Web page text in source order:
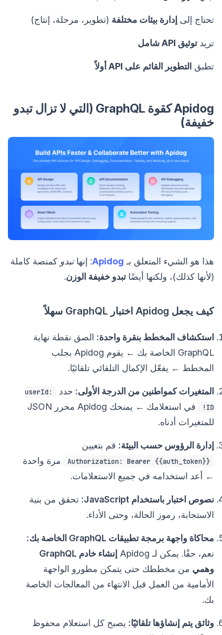
تحتاج إلى إدارة بيئات مختلفة (تطوير، مرحلة، إنتاج)
تريدتوثيق API شامل
تطبق التطوير القائم على API أولاً
Apidog كقوة GraphQL (التي لا تزال تبدو
خفيفة)
هذا هو الشيء المتعلق بـ Apidog: إنهاتبدو كمنصة كاملة
(لأنها كذلك)، ولكنها أيضًاتبدو خفيفة الوزن.
كيف يجعل Apidog اختبار GraphQL سهلاً
استكشاف المخطط بنقرة واحدة: الصق نقطة نهاية
GraphQL الخاصة بك ← يقوم Apidog بجلب
المخطط ← يفعّل الإكمال التلقائي تلقائيًا.
المتغيرات كمواطنين من الدرجة الأولى: حدد
userId:
ID!
في استعلامك ← يمنحك Apidog محرر JSON
للمتغيرات أدناه.
إدارة الرؤوس حسب البيئة: قم بتعيين
Authorization: Bearer {{auth_token}}
مرة واحدة
← أعد استخدامه في جميع الاستعلامات.
نصوص اختبار باستخدام JavaScript:
تحقق من بنية
الاستجابة، رموز الحالة، وحتى الأداء.
محاكاة واجهة برمجة تطبيقات GraphQL الخاصة بك:
نعم، حقًا. يمكن لـ Apidog
إنشاء خادم GraphQL
وهمي من مخططك حتى يتمكن مطورو الواجهة
الأمامية من العمل قبل الانتهاء من المعالجات الخاصة
بك.
وثائق يتم إنشاؤها تلقائيًا: يصبح كل استعلام محفوظ